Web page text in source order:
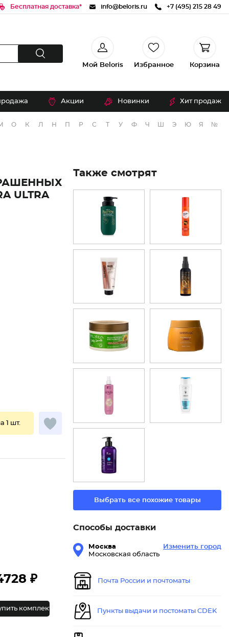
Бесплатная доставка* info@beloris.ru +7 (495) 215 28 49
Мой Beloris Избранное Корзина
Акции Новинки Хит продаж
О К Л Н П Р С Т У Ф Ч Э Ю Я №
ULTRA
1 шт.
₽
комплект
Также смотрят
Выбрать все похожие товары
Способы доставки
Москва
Московская область
Изменить город
Почта России и почтоматы
Пункты выдачи и постоматы CDEK